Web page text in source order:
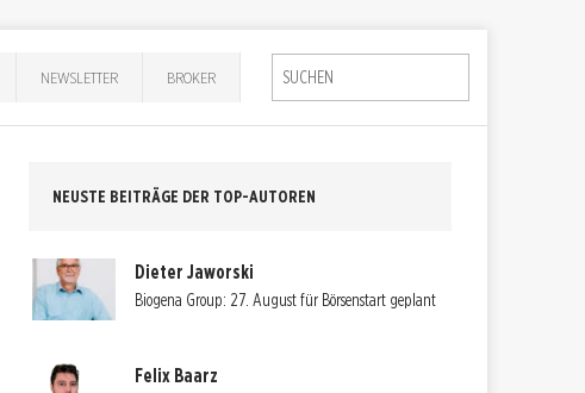
NEWSLETTER BROKER
NEUSTE BEITRÄGE DER TOP-AUTOREN
Dieter Jaworski
Biogena Group: 27. August für Börsenstart geplant
Felix Baarz